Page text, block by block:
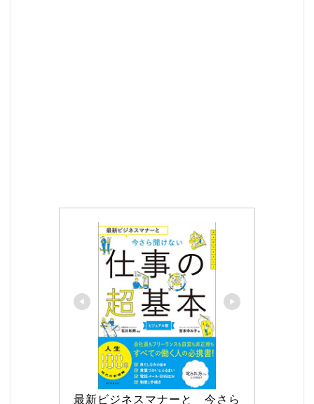
最新ビジネスマナーと　今さら